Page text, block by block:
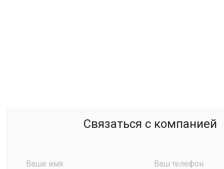
Связаться с компанией
Ваше имя Ваш телефон